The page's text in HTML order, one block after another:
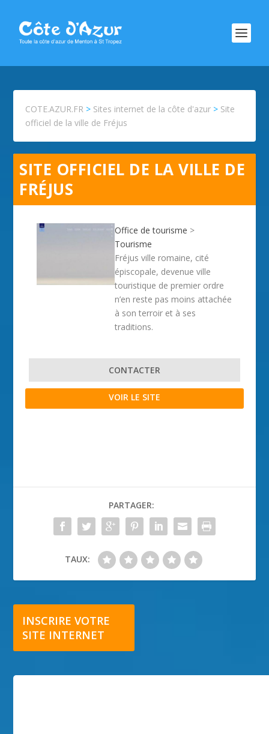
COTE.AZUR.FR > Sites internet de la côte d'azur > Site
officiel de la ville de Fréjus
SITE OFFICIEL DE LA VILLE DE
FRÉJUS
Office de tourisme >
Tourisme
Fréjus ville romaine, cité
épiscopale, devenue ville
touristique de premier ordre
n’en reste pas moins attachée
à son terroir et à ses
traditions.
CONTACTER
VOIR LE SITE
PARTAGER:
TAUX:
INSCRIRE VOTRE
SITE INTERNET